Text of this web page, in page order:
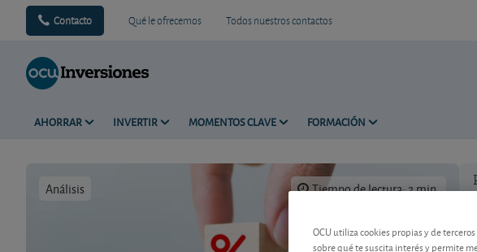
Contacto Qué le ofrecemos Todos nuestros contactos
AHORRAR INVERTIR MOMENTOS CLAVE FORMACIÓN
Análisis Tiempo de lectura: 2 min.
OCU utiliza cookies propias y de
sobre qué te suscita interés y permite